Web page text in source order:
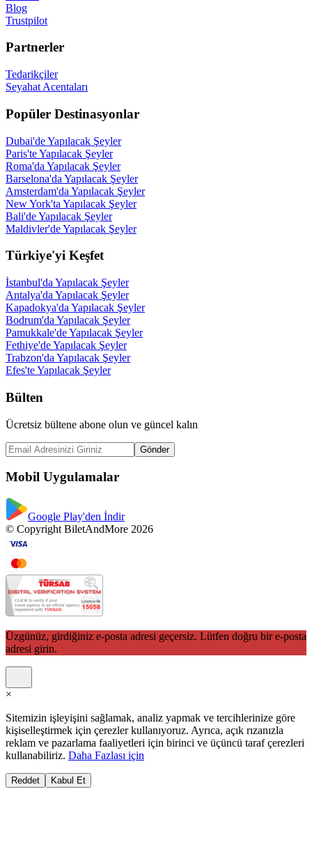
Blog
Trustpilot
Partnerler
Tedarikçiler
Seyahat Acentaları
Popüler Destinasyonlar
Dubai'de Yapılacak Şeyler
Paris'te Yapılacak Şeyler
Roma'da Yapılacak Şeyler
Barselona'da Yapılacak Şeyler
Amsterdam'da Yapılacak Şeyler
New York'ta Yapılacak Şeyler
Bali'de Yapılacak Şeyler
Maldivler'de Yapılacak Şeyler
Türkiye'yi Keşfet
İstanbul'da Yapılacak Şeyler
Antalya'da Yapılacak Şeyler
Kapadokya'da Yapılacak Şeyler
Bodrum'da Yapılacak Şeyler
Pamukkale'de Yapılacak Şeyler
Fethiye'de Yapılacak Şeyler
Trabzon'da Yapılacak Şeyler
Efes'te Yapılacak Şeyler
Bülten
Ücretsiz bültene abone olun ve güncel kalın
Gönder
Mobil Uygulamalar
Google Play'den İndir
© Copyright BiletAndMore 2026
Üzgünüz, girdiğiniz e-posta adresi geçersiz. Lütfen doğru bir e-posta
adresi girin.
×
Sitemizin işleyişini sağlamak, analiz yapmak ve tercihlerinize göre
kişiselleştirmek için çerezler kullanıyoruz. Ayrıca, açık rızanızla
reklam ve pazarlama faaliyetleri için birinci ve üçüncü taraf çerezleri
kullanabiliriz. Daha Fazlası için
Reddet Kabul Et